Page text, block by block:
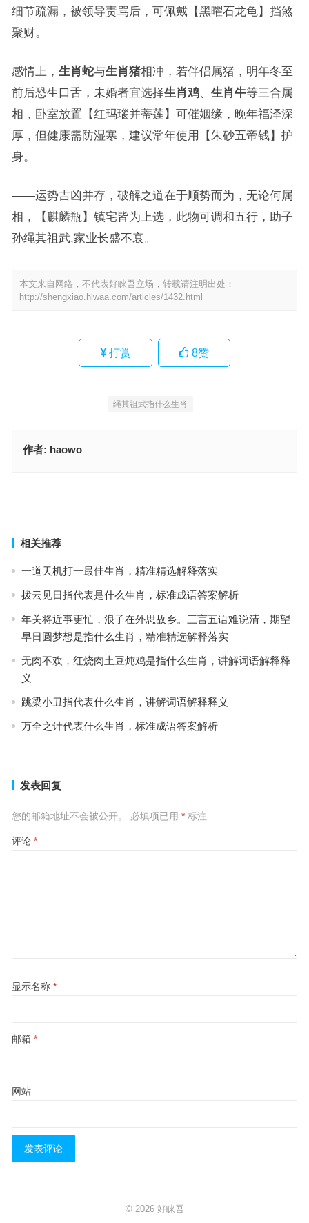
细节疏漏，被领导责骂后，可佩戴【黑曜石龙龟】挡煞
聚财。
感情上， 生肖蛇与生肖猪相冲，若伴侣属猪，明年冬至
前后恐生口舌，未婚者宜选择生肖鸡、 生肖牛等三合属
相，卧室放置【红玛瑙并蒂莲】可催姻缘，晚年福泽深
厚，但健康需防湿寒，建议常年使用【朱砂五帝钱】护
身。
——运势吉凶并存，破解之道在于顺势而为，无论何属
相，【麒麟瓶】镇宅皆为上选，此物可调和五行，助子
孙绳其祖武,家业长盛不衰。
本文来自网络，不代表好睐吾立场，转载请注明出处：
http://shengxiao.hlwaa.com/articles/1432.html
打赏 8赞
绳其祖武指什么生肖
作者: haowo
相关推荐
一道天机打一最佳生肖，精准精选解释落实
拨云见日指代表是什么生肖，标准成语答案解析
年关将近事更忙，浪子在外思故乡。三言五语难说清，期望
早日圆梦想是指什么生肖，精准精选解释落实
无肉不欢，红烧肉土豆炖鸡是指什么生肖，讲解词语解释释
义
跳梁小丑指代表什么生肖，讲解词语解释释义
万全之计代表什么生肖，标准成语答案解析
发表回复
您的邮箱地址不会被公开。 必填项已用 *标注
评论 *
显示名称 *
邮箱 *
网站
© 2026 好睐吾